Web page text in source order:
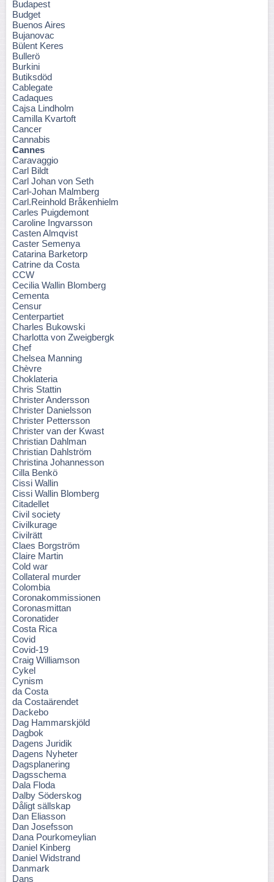
Budapest
Budget
Buenos Aires
Bujanovac
Bülent Keres
Bullerö
Burkini
Butiksdöd
Cablegate
Cadaques
Cajsa Lindholm
Camilla Kvartoft
Cancer
Cannabis
Cannes
Caravaggio
Carl Bildt
Carl Johan von Seth
Carl-Johan Malmberg
Carl.Reinhold Bråkenhielm
Carles Puigdemont
Caroline Ingvarsson
Casten Almqvist
Caster Semenya
Catarina Barketorp
Catrine da Costa
CCW
Cecilia Wallin Blomberg
Cementa
Censur
Centerpartiet
Charles Bukowski
Charlotta von Zweigbergk
Chef
Chelsea Manning
Chèvre
Choklateria
Chris Stattin
Christer Andersson
Christer Danielsson
Christer Pettersson
Christer van der Kwast
Christian Dahlman
Christian Dahlström
Christina Johannesson
Cilla Benkö
Cissi Wallin
Cissi Wallin Blomberg
Citadellet
Civil society
Civilkurage
Civilrätt
Claes Borgström
Claire Martin
Cold war
Collateral murder
Colombia
Coronakommissionen
Coronasmittan
Coronatider
Costa Rica
Covid
Covid-19
Craig Williamson
Cykel
Cynism
da Costa
da Costaärendet
Dackebo
Dag Hammarskjöld
Dagbok
Dagens Juridik
Dagens Nyheter
Dagsplanering
Dagsschema
Dala Floda
Dalby Söderskog
Dåligt sällskap
Dan Eliasson
Dan Josefsson
Dana Pourkomeylian
Daniel Kinberg
Daniel Widstrand
Danmark
Dans